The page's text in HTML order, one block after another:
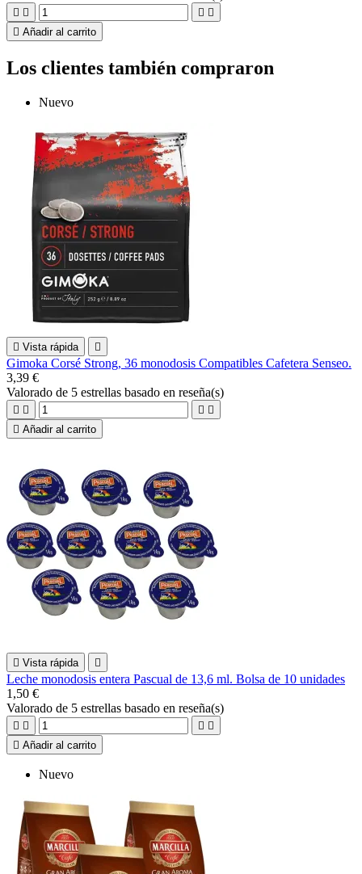
   
 Añadir al carrito
Los clientes también compraron
Nuevo
 Vista rápida 
Gimoka Corsé Strong, 36 monodosis Compatibles Cafetera Senseo.
3,39 €
Valorado de 5 estrellas basado en reseña(s)
   
 Añadir al carrito
 Vista rápida 
Leche monodosis entera Pascual de 13,6 ml. Bolsa de 10 unidades
1,50 €
Valorado de 5 estrellas basado en reseña(s)
   
 Añadir al carrito
Nuevo